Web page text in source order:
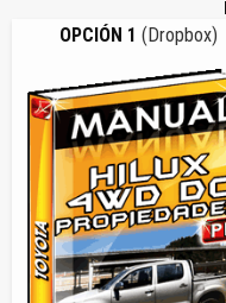
OPCIÓN 1 (Dropbox)